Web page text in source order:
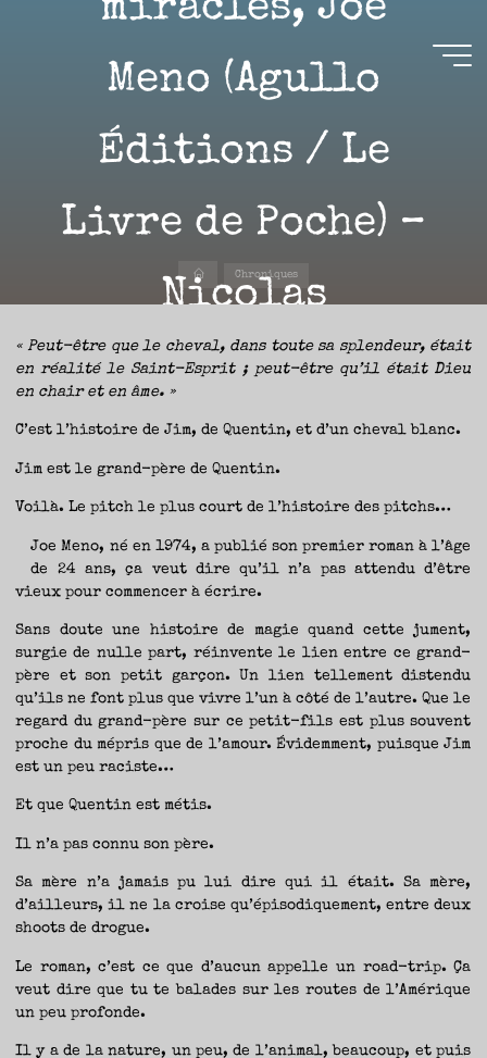
Aire(s)
Libre(s)
PARTAGE
OUVERTS
SUR
L’ACTUALITÉ
LITTÉRAIRE
COURIR
EN
LES
CHEMINS
ET
LES
PARLER
DE
LIVRES,
DONC,
MAIS
S’INTERDIRE
D’AUTRES
HORIZONS.
BREF,
JETER
À
L’EAU
OU
REMETTRE
EN
SELLE
ET
VOIR
CE
AIRE(S)
LIBRE(S),
ICI.
miracles, Joe
Meno (Agullo
Éditions / Le
Livre de Poche) –
Nicolas
23 JUIN 2023
Nicolas
AccueilChroniques
« Peut-être que le cheval, dans toute sa splendeur, était
en réalité le Saint-Esprit ; peut-être qu’il était Dieu
en chair et en âme. »
C’est l’histoire de Jim, de Quentin, et d’un cheval blanc.
Jim est le grand-père de Quentin.
Voilà. Le pitch le plus court de l’histoire des pitchs…
Joe Meno, né en 1974, a publié son premier roman à l’âge
de 24 ans, ça veut dire qu’il n’a pas attendu d’être
vieux pour commencer à écrire.
Sans doute une histoire de magie quand cette jument,
surgie de nulle part, réinvente le lien entre ce grand-
père et son petit garçon. Un lien tellement distendu
qu’ils ne font plus que vivre l’un à côté de l’autre. Que le
regard du grand-père sur ce petit-fils est plus souvent
proche du mépris que de l’amour. Évidemment, puisque Jim
est un peu raciste…
Et que Quentin est métis.
Il n’a pas connu son père.
Sa mère n’a jamais pu lui dire qui il était. Sa mère,
d’ailleurs, il ne la croise qu’épisodiquement, entre deux
shoots de drogue.
Le roman, c’est ce que d’aucun appelle un road-trip. Ça
veut dire que tu te balades sur les routes de l’Amérique
un peu profonde.
Il y a de la nature, un peu, de l’animal, beaucoup, et puis